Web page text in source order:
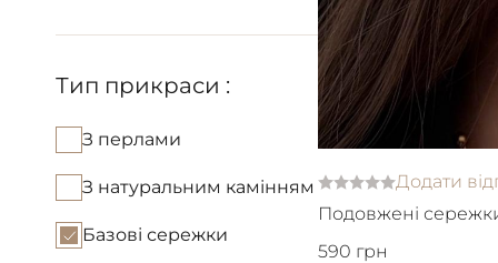
Тип прикраси :
З перлами
З натуральним камінням
Базові сережки
Додати
Подовжені
ювелірної сталі
590 грн